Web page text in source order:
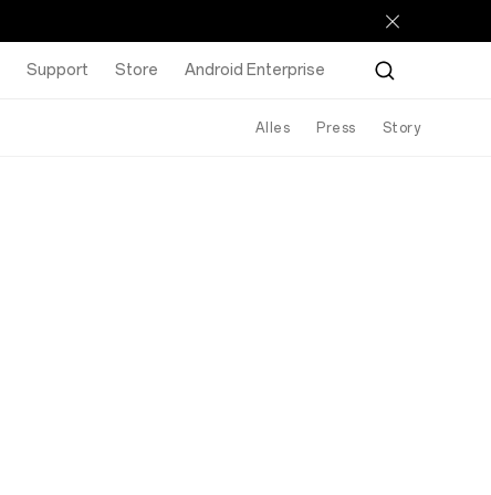
Support Store Android Enterprise
Alles Press Story